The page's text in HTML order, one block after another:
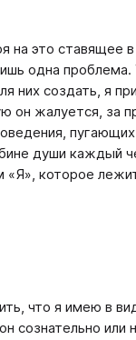
это ставящее
одна проблема.
них создать, я
он жалуется, за
души каждый
«Я», которое
что я имею в
сознательно